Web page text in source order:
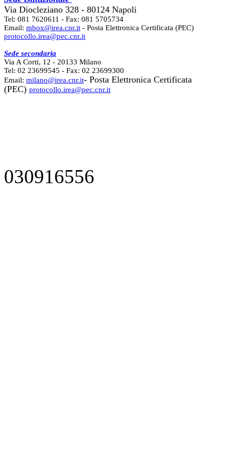
Via Diocleziano 328 - 80124 Napoli
Tel: 081 7620611 - Fax: 081 5705734
Email: mbox@irea.cnr.it - Posta Elettronica Certificata (PEC)
protocollo.irea@pec.cnr.it
Sede secondaria
Via A Corti, 12 - 20133 Milano
Tel: 02 23699545 - Fax: 02 23699300
Email: milano@irea.cnr.it- Posta Elettronica Certificata
(PEC) protocollo.irea@pec.cnr.it
030916556